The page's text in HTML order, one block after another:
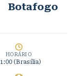
Botafogo
HORÁRIO
(Brasília)